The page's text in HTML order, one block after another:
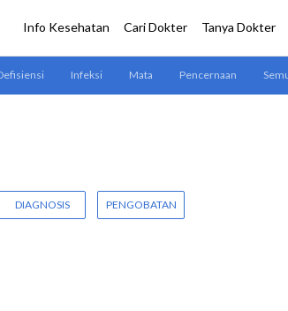
DIAGNOSIS PENGOBATAN